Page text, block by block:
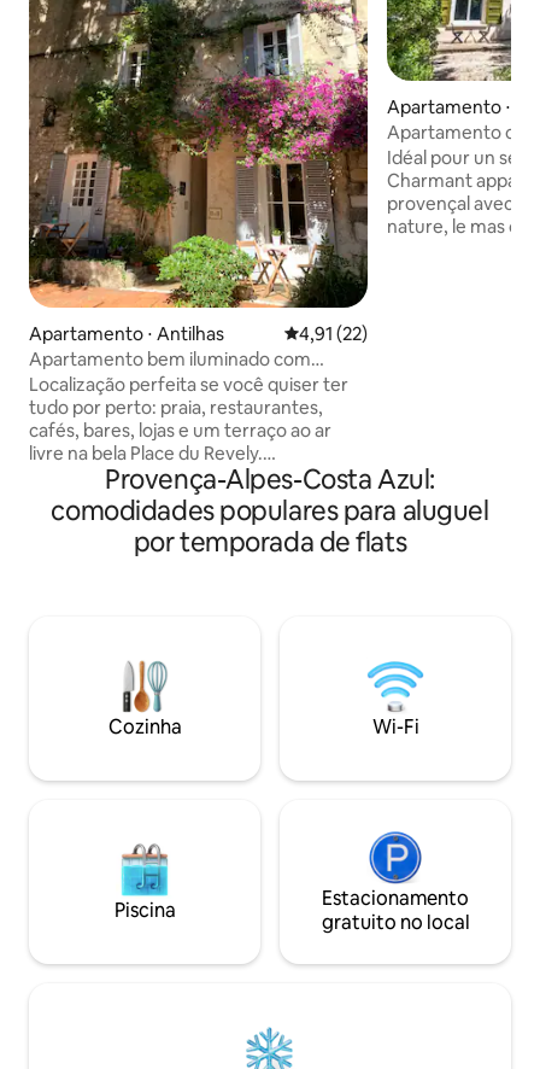
Apartamento ⋅ Antilhas 4,91 de uma avaliação média
4,91 (22)
Apartamento bem iluminado com
varanda ao ar livre, perto da praia e do
mercado
Localização perfeita se você quiser ter
tudo por perto: praia, restaurantes,
cafés, bares, lojas e um terraço ao ar
livre na bela Place du Revely.
Oferecemos este magnífico
apartamento de 2 quartos e 1 banheiro,
totalmente reformado, com ar-
condicionado e uma cozinha exclusiva.
única está localizada na icônica e bela
Place du Revely, uma joia discretamente
escondida nas partes mais antigas de
Apartamento ⋅
Apartamento
natureza • Pin
Idéal pour un
Charmant
provençal avec
nature, le mas
réservation
Provença-Alpes-Costa Azul:
comodidades populares para aluguel
por temporada de flats
Cozinha Wi-Fi
Piscina
Estacionamento
gratuito no local